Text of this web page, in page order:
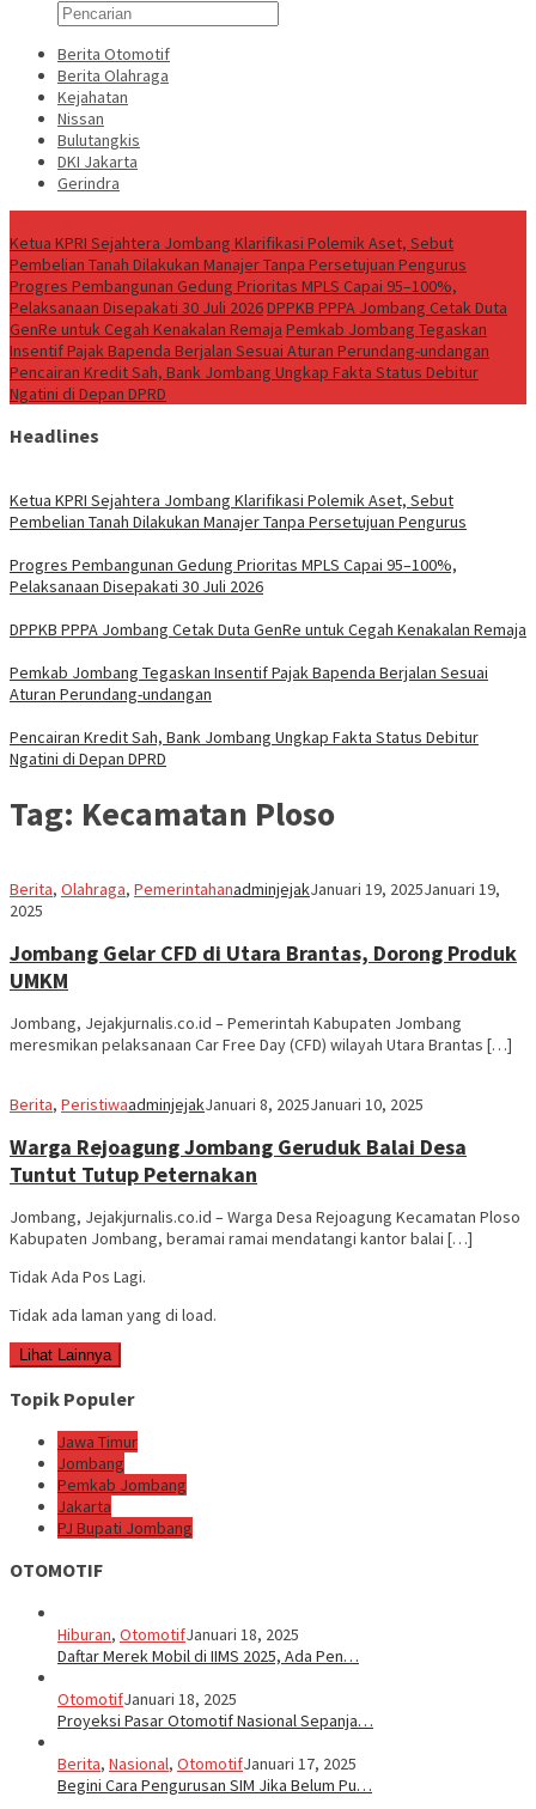
Berita Otomotif
Berita Olahraga
Kejahatan
Nissan
Bulutangkis
DKI Jakarta
Gerindra
Ketua KPRI Sejahtera Jombang Klarifikasi Polemik Aset, Sebut
Pembelian Tanah Dilakukan Manajer Tanpa Persetujuan Pengurus
Progres Pembangunan Gedung Prioritas MPLS Capai 95–100%,
Pelaksanaan Disepakati 30 Juli 2026DPPKB PPPA Jombang Cetak Duta
GenRe untuk Cegah Kenakalan Remaja Pemkab Jombang Tegaskan
Insentif Pajak Bapenda Berjalan Sesuai Aturan Perundang-undangan
Pencairan Kredit Sah, Bank Jombang Ungkap Fakta Status Debitur
Ngatini di Depan DPRD
Headlines
Ketua KPRI Sejahtera Jombang Klarifikasi Polemik Aset, Sebut
Pembelian Tanah Dilakukan Manajer Tanpa Persetujuan Pengurus
Progres Pembangunan Gedung Prioritas MPLS Capai 95–100%,
Pelaksanaan Disepakati 30 Juli 2026
DPPKB PPPA Jombang Cetak Duta GenRe untuk Cegah Kenakalan Remaja
Pemkab Jombang Tegaskan Insentif Pajak Bapenda Berjalan Sesuai
Aturan Perundang-undangan
Pencairan Kredit Sah, Bank Jombang Ungkap Fakta Status Debitur
Ngatini di Depan DPRD
Tag: Kecamatan Ploso
Berita, Olahraga, PemerintahanadminjejakJanuari 19, 2025Januari 19,
2025
Jombang Gelar CFD di Utara Brantas, Dorong Produk
UMKM
Jombang, Jejakjurnalis.co.id – Pemerintah Kabupaten Jombang
meresmikan pelaksanaan Car Free Day (CFD) wilayah Utara Brantas […]
Berita, PeristiwaadminjejakJanuari 8, 2025Januari 10, 2025
Warga Rejoagung Jombang Geruduk Balai Desa
Tuntut Tutup Peternakan
Jombang, Jejakjurnalis.co.id – Warga Desa Rejoagung Kecamatan Ploso
Kabupaten Jombang, beramai ramai mendatangi kantor balai […]
Tidak Ada Pos Lagi.
Tidak ada laman yang di load.
Lihat Lainnya
Topik Populer
Jawa Timur
Jombang
Pemkab Jombang
Jakarta
PJ Bupati Jombang
OTOMOTIF
Hiburan, OtomotifJanuari 18, 2025
Daftar Merek Mobil di IIMS 2025, Ada Pen…
OtomotifJanuari 18, 2025
Proyeksi Pasar Otomotif Nasional Sepanja…
Berita, Nasional, OtomotifJanuari 17, 2025
Begini Cara Pengurusan SIM Jika Belum Pu…